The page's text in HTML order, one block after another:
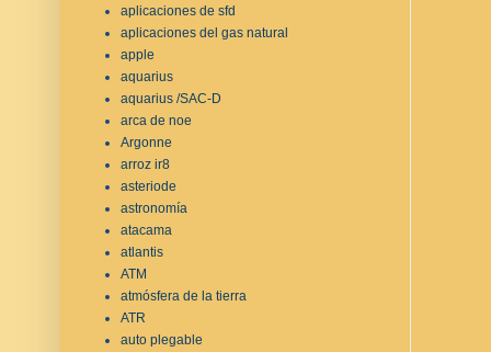
aplicaciones de sfd
aplicaciones del gas natural
apple
aquarius
aquarius /SAC-D
arca de noe
Argonne
arroz ir8
asteriode
astronomía
atacama
atlantis
ATM
atmósfera de la tierra
ATR
auto plegable